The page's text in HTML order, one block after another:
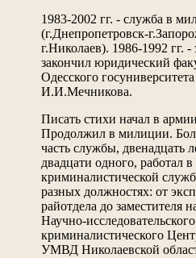
1983-2002 гг. - служба в
(г.Днепропетровск-
г.Николаев). 1986-1992 гг. -
закончил юридический
Одесского
И.И.Мечникова.
Писать стихи начал в
Продолжил в милиции.
часть службы, двенадцать
двадцати одного, работал
криминалистической
разных должностях: от
райотдела до заместителя
Научно-
криминалистического
УМВД Николаевской